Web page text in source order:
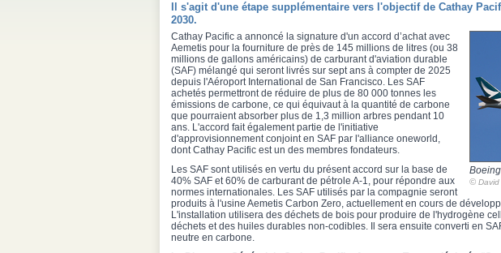
Il s'agit d'une étape supplémentaire vers l'objectif de Cathay
2030.
©
Cathay Pacific a annoncé la signature d'un accord d’achat avec
Aemetis pour la fourniture de près de 145 millions de litres (ou 38
millions de gallons américains) de carburant d'aviation durable
(SAF) mélangé qui seront livrés sur sept ans à compter de 2025
depuis l'Aéroport International de San Francisco. Les SAF
achetés permettront de réduire de plus de 80 000 tonnes les
émissions de carbone, ce qui équivaut à la quantité de carbone
que pourraient absorber plus de 1,3 million arbres pendant 10
ans. L'accord fait également partie de l'initiative
d'approvisionnement conjoint en SAF par l'alliance oneworld,
dont Cathay Pacific est un des membres fondateurs.
Les SAF sont utilisés en vertu du présent accord sur la base de
40% SAF et 60% de carburant de pétrole A-1, pour répondre aux
normes internationales. Les SAF utilisés par la compagnie seront
produits à l'usine Aemetis Carbon Zero, actuellement en cours de
L'installation utilisera des déchets de bois pour produire de l'hydrogène
déchets et des huiles durables non-codibles. Il sera ensuite converti en
neutre en carbone.